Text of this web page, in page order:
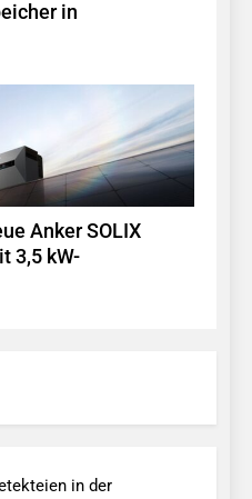
in
Anker SOLIX
3,5 kW-
in der